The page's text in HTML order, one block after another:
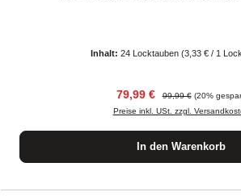
Inhalt: 24 Locktauben (3,33 € / 1
Verkaufspreis:
79,99 € Regulärer Preis:
99,99 € (20%
Preise inkl. USt. zzgl.
In den Warenkorb